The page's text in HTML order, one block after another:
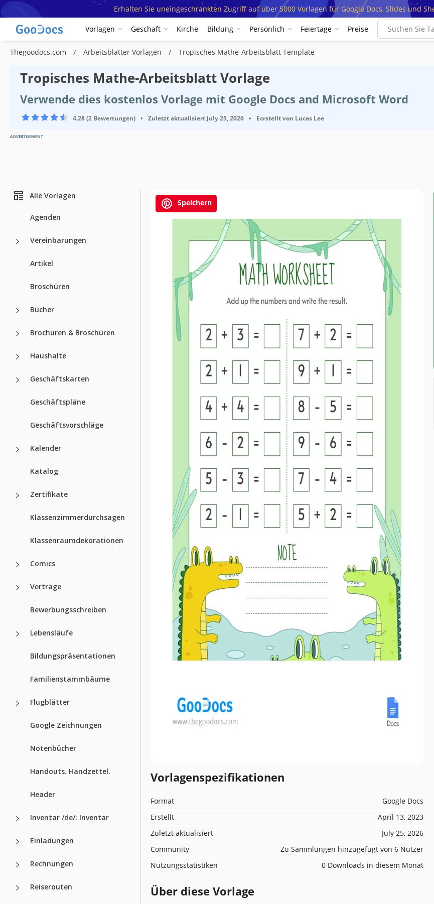
Erhalten Sie uneingeschränkten Zugriff auf über 5000 Vorlagen für Google Docs, Slides und
Vorlagen Geschäft Kirche Bildung Persönlich Feiertage Preise
Thegoodocs.com Arbeitsblätter Vorlagen Tropisches Mathe-Arbeitsblatt Template
Tropisches Mathe-Arbeitsblatt Vorlage
Verwende dies kostenlos Vorlage mit Google Docs and Microsoft Word
4.28 (2 Bewertungen) • Zuletzt aktualisiert July 25, 2026 • Ecrstellt von Lucas Lee
ADVERTISEMENT
Alle Vorlagen
Agenden
Vereinbarungen
Artikel
Broschüren
Bücher
Brochüren & Broschüren
Haushalte
Geschäftskarten
Geschäftspläne
Geschäftsvorschläge
Kalender
Katalog
Zertifikate
Klassenzimmerdurchsagen
Klassenraumdekorationen
Comics
Verträge
Bewerbungsschreiben
Lebensläufe
Bildungspräsentationen
Familienstammbäume
Flugblätter
Google Zeichnungen
Notenbücher
Handouts. Handzettel.
Header
Inventar /de/: Inventar
Einladungen
Rechnungen
Reiserouten
Speichern
Vorlagenspezifikationen
Format
Google Docs
Erstellt
April 13, 2023
Zuletzt aktualisiert
July 25, 2026
Community
Zu Sammlungen hinzugefügt von 6 Nutzer
Nutzungsstatistiken
0 Downloads in diesem Monat
Über diese Vorlage